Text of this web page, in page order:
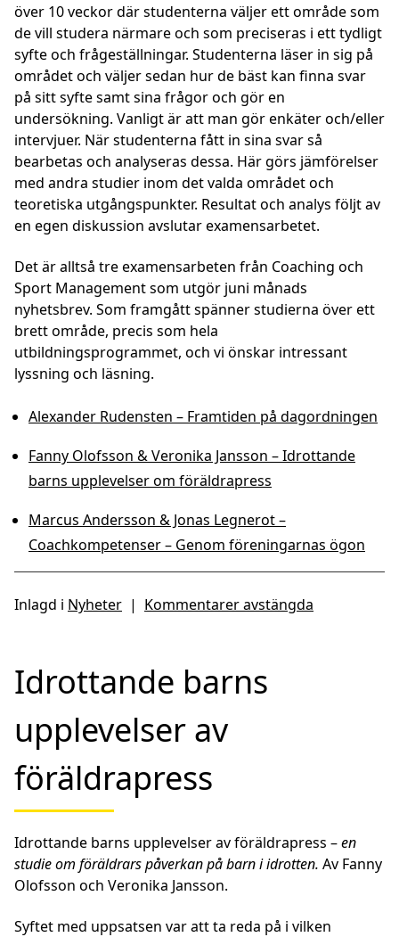
över 10 veckor där studenterna väljer ett område som
de vill studera närmare och som preciseras i ett tydligt
syfte och frågeställningar. Studenterna läser in sig på
området och väljer sedan hur de bäst kan finna svar
på sitt syfte samt sina frågor och gör en
undersökning. Vanligt är att man gör enkäter och/eller
intervjuer. När studenterna fått in sina svar så
bearbetas och analyseras dessa. Här görs jämförelser
med andra studier inom det valda området och
teoretiska utgångspunkter. Resultat och analys följt av
en egen diskussion avslutar examensarbetet.
Det är alltså tre examensarbeten från Coaching och
Sport Management som utgör juni månads
nyhetsbrev. Som framgått spänner studierna över ett
brett område, precis som hela
utbildningsprogrammet, och vi önskar intressant
lyssning och läsning.
Alexander Rudensten – Framtiden på dagordningen
Fanny Olofsson & Veronika Jansson – Idrottande
barns upplevelser om föräldrapress
Marcus Andersson & Jonas Legnerot –
Coachkompetenser – Genom föreningarnas ögon
Inlagd i Nyheter | Kommentarer avstängda
Idrottande barns
upplevelser av
föräldrapress
Idrottande barns upplevelser av föräldrapress –en
studie om föräldrars påverkan på barn i idrotten. Av Fanny
Olofsson och Veronika Jansson.
Syftet med uppsatsen var att ta reda på i vilken